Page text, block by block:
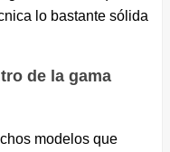
lo bastante sólida
de la gama
modelos que